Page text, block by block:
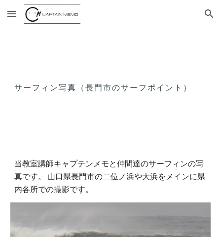
Skip to main content Skip to navigation
サーフィン写真（長門市のサーフポイント）
当教室講師キャプテンメモと仲間達のサーフィンの写
真です。 山口県長門市の二位ノ浜や大浜をメインに県
内各所での撮影です。